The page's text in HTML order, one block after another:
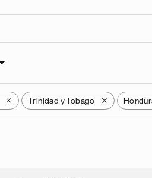
X Trinidad y Tobago X